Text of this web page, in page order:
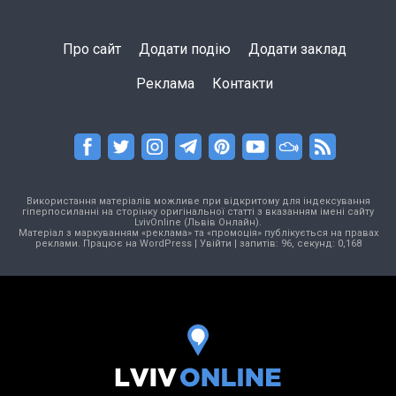
Про сайт Додати подію Додати заклад
Реклама Контакти
Використання матеріалів можливе при відкритому для індексування
гіперпосиланні на сторінку оригінальної статті з вказанням імені сайту
LvivOnline (Львів Онлайн).
Матеріал з маркуванням «реклама» та «промоція» публікується на правах
реклами. Працює на WordPress| Увійти | запитів: 96, секунд: 0,168